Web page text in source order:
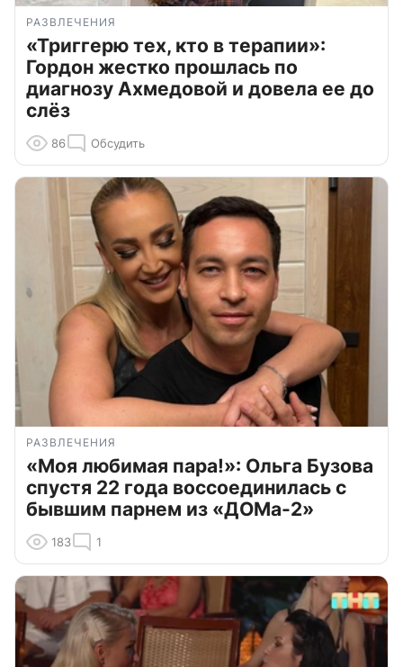
РАЗВЛЕЧЕНИЯ
«Триггерю тех, кто в терапии»:
Гордон жестко прошлась по
диагнозу Ахмедовой и довела ее до
слёз
86 Обсудить
РАЗВЛЕЧЕНИЯ
«Моя любимая пара!»: Ольга Бузова
спустя 22 года воссоединилась с
бывшим парнем из «ДОМа-2»
183 1